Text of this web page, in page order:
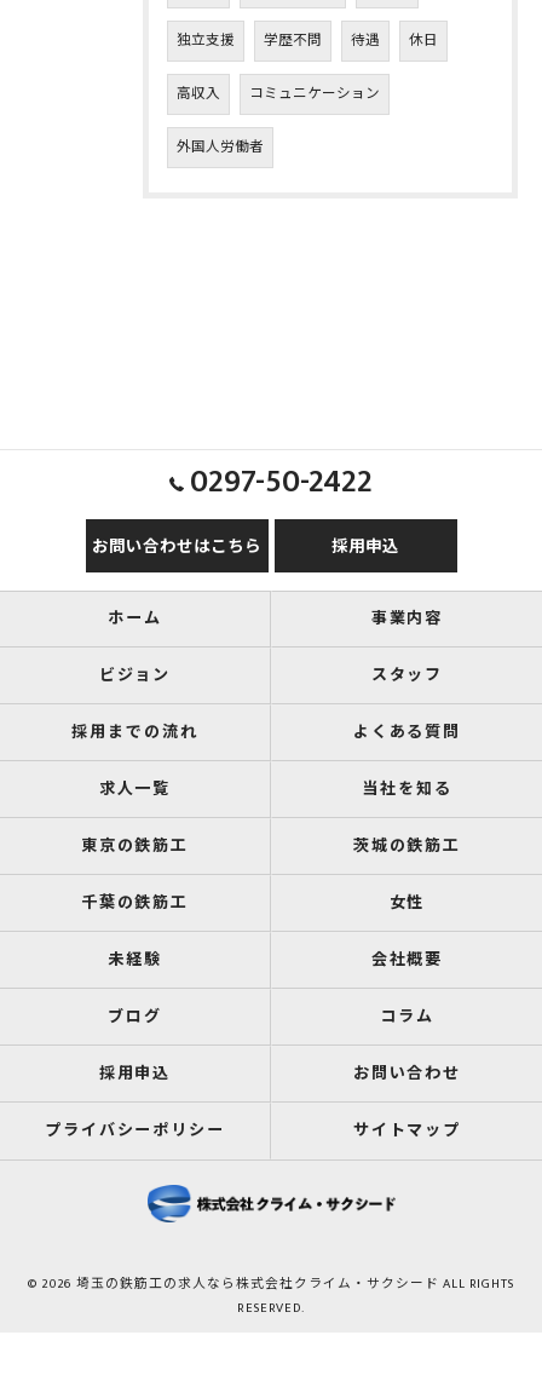
独立支援 学歴不問 待遇 休日
高収入 コミュニケーション
外国人労働者
0297-50-2422
お問い合わせはこちら 採用申込
ホーム 事業内容
ビジョン スタッフ
採用までの流れ よくある質問
求人一覧 当社を知る
東京の鉄筋工 茨城の鉄筋工
千葉の鉄筋工 女性
未経験 会社概要
ブログ コラム
採用申込 お問い合わせ
プライバシーポリシー サイトマップ
© 2026 埼玉の鉄筋工の求人なら株式会社クライム・サクシード ALL RIGHTS
RESERVED.